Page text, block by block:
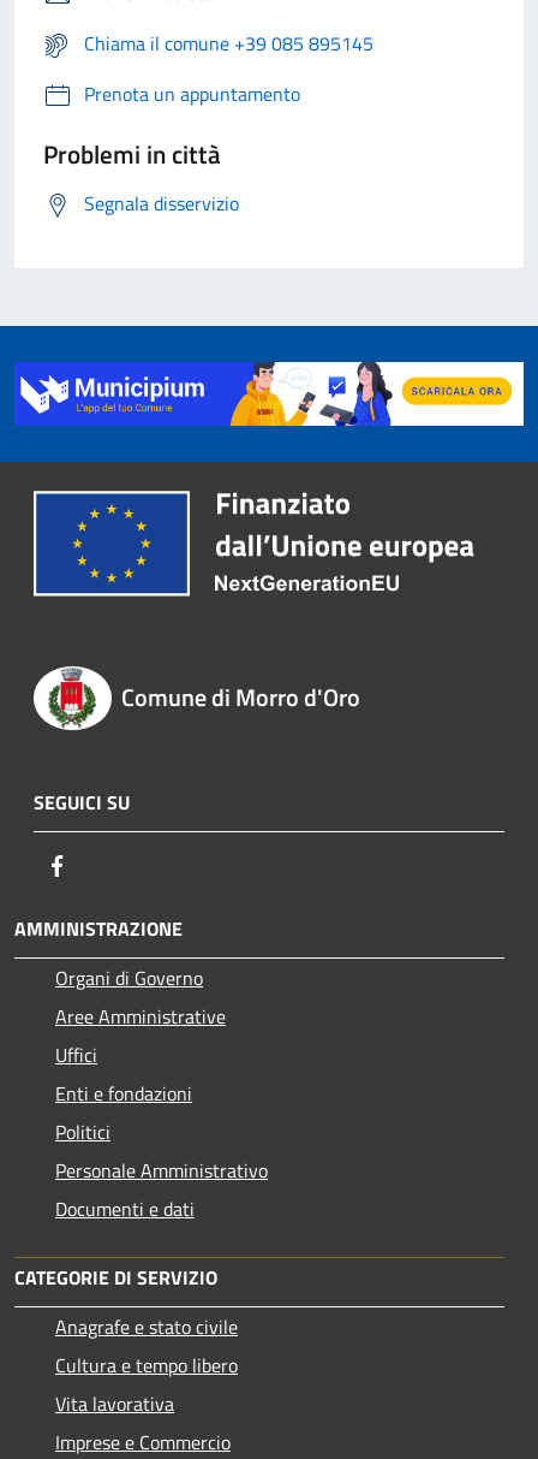
Chiama il comune +39 085 895145
Prenota un appuntamento
Problemi in città
Segnala disservizio
Comune di Morro d'Oro
SEGUICI SU
AMMINISTRAZIONE
Organi di Governo
Aree Amministrative
Uffici
Enti e fondazioni
Politici
Personale Amministrativo
Documenti e dati
CATEGORIE DI SERVIZIO
Anagrafe e stato civile
Cultura e tempo libero
Vita lavorativa
Imprese e Commercio